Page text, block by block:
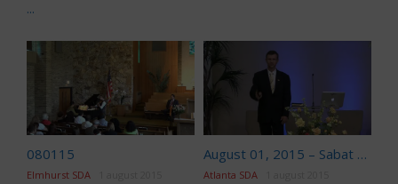
...
080115
Elmhurst SDA
August 01, 2015 – Sabat dupa-amiaza – Alin Ispas – "Cele Opt Principii de Leadership din Apocalipsa"
Atlanta SDA